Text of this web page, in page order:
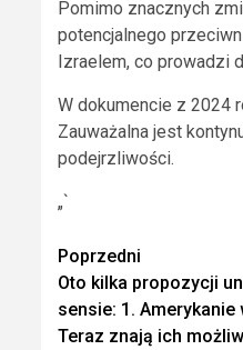
Pomimo znacznych
potencjalnego
Izraelem, co prowadzi
W dokumencie z 2024
Zauważalna jest
podejrzliwości.
„`
Zobacz
wpisy
Poprzedni
Oto kilka propozycji
sensie: 1.
Teraz znają ich